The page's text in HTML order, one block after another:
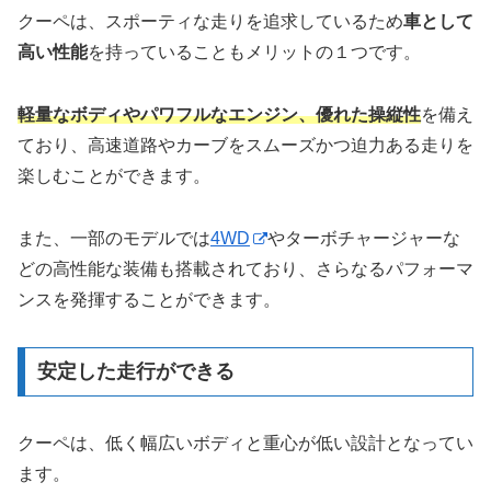
クーペは、スポーティな走りを追求しているため車として
高い性能を持っていることもメリットの１つです。
軽量なボディやパワフルなエンジン、優れた操縦性を備え
ており、高速道路やカーブをスムーズかつ迫力ある走りを
楽しむことができます。
また、一部のモデルでは4WD
やターボチャージャーな
どの高性能な装備も搭載されており、さらなるパフォーマ
ンスを発揮することができます。
安定した走行ができる
クーペは、低く幅広いボディと重心が低い設計となってい
ます。